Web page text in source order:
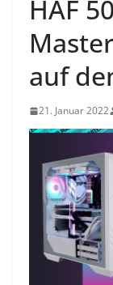
HAF
auf
21. Januar 2022